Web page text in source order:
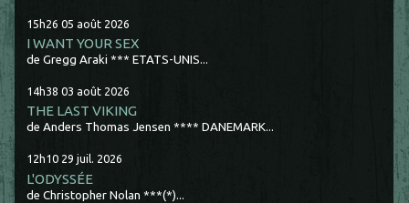
15h26 05 août 2026
I WANT YOUR SEX
de Gregg Araki *** ETATS-UNIS...
14h38 03 août 2026
THE LAST VIKING
de Anders Thomas Jensen **** DANEMARK...
12h10 29 juil. 2026
L'ODYSSÉE
de Christopher Nolan ***(*)...